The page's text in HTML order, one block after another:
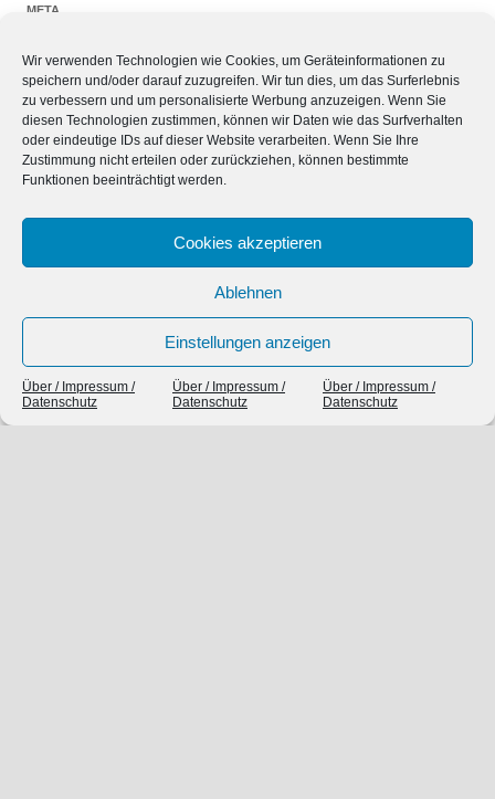
Wir verwenden Technologien wie Cookies, um Geräteinformationen zu
speichern und/oder darauf zuzugreifen. Wir tun dies, um das Surferlebnis
zu verbessern und um personalisierte Werbung anzuzeigen. Wenn Sie
diesen Technologien zustimmen, können wir Daten wie das Surfverhalten
oder eindeutige IDs auf dieser Website verarbeiten. Wenn Sie Ihre
Zustimmung nicht erteilen oder zurückziehen, können bestimmte
Funktionen beeinträchtigt werden.
Cookies akzeptieren
Ablehnen
Einstellungen anzeigen
Über / Impressum /
Datenschutz
Über / Impressum /
Datenschutz
Über / Impressum /
Datenschutz
META
Anmelden
Eintrags-Feed
Kommentar-Feed
WordPress.org
SIEBEN TAGE, SIEBEN THEMEN